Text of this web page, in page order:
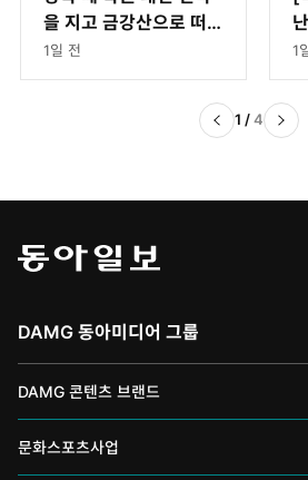
을 지고 금강산으로 떠난
소년들[청계천 옆 사진
관]
1일 전 1
1 /4
DAMG 동아미디어 그룹
DAMG 콘텐츠 브랜드
채널A
문화스포츠사업